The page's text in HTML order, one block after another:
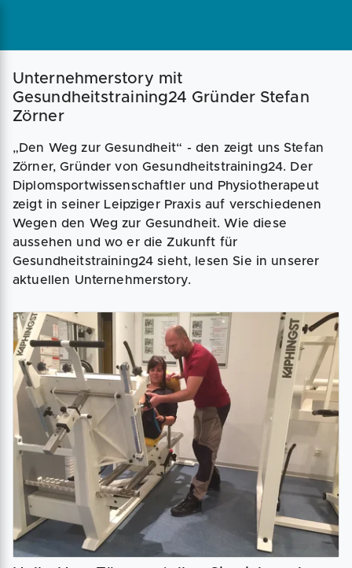
Magazin Businessplan Fördermittel
Unternehmerstory mit
Gesundheitstraining24 Gründer Stefan
Zörner
„Den Weg zur Gesundheit“ - den zeigt uns Stefan
Zörner, Gründer von Gesundheitstraining24. Der
Diplomsportwissenschaftler und Physiotherapeut
zeigt in seiner Leipziger Praxis auf verschiedenen
Wegen den Weg zur Gesundheit. Wie diese
aussehen und wo er die Zukunft für
Gesundheitstraining24 sieht, lesen Sie in unserer
aktuellen Unternehmerstory.